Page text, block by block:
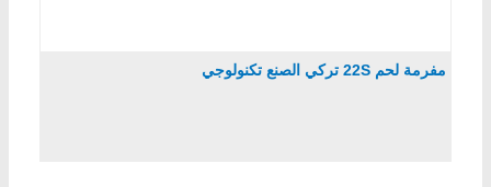
مفرمة لحم 22S تركي الصنع تكنولوجي